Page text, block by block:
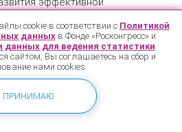
и технологии будут
оказания медицинской
существуют
пациентов с
сахарного
особенности
cookie в соответствии с Политикой
данныхв Фонде «Росконгресс» и
данных для ведения статистики.
сайтом, Вы соглашаетесь на сбор и
нами cookies.
ПРИНИМАЮ